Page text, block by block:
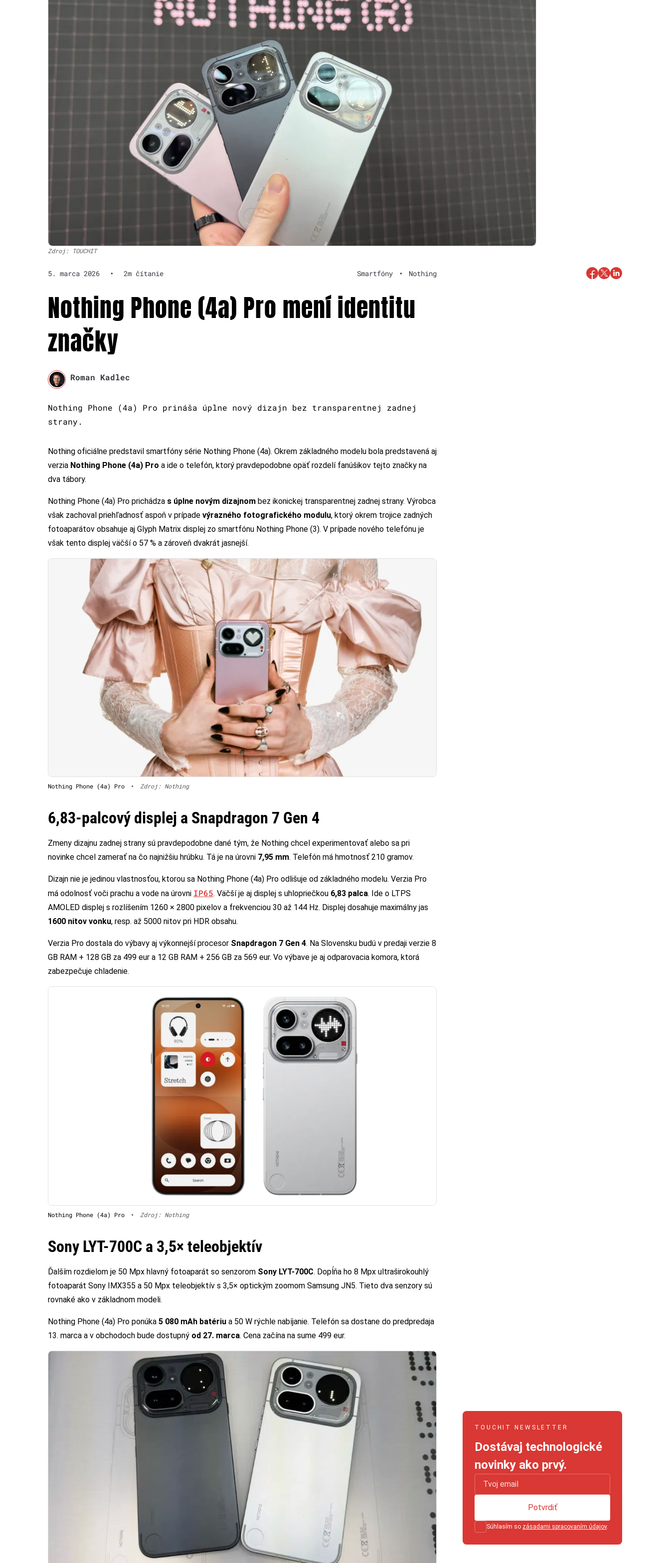
Zdroj: TOUCHIT
5. marca 2026 • 2m čítanie Smartfóny • Nothing
Nothing Phone (4a) Pro mení identitu
značky
Roman Kadlec
Nothing Phone (4a) Pro prináša úplne nový dizajn bez transparentnej zadnej
strany.
Nothing oficiálne predstavil smartfóny série Nothing Phone (4a). Okrem základného modelu bola predstavená aj
verzia Nothing Phone (4a) Pro a ide o telefón, ktorý pravdepodobne opäť rozdelí fanúšikov tejto značky na
dva tábory.
Nothing Phone (4a) Pro prichádza s úplne novým dizajnom bez ikonickej transparentnej zadnej strany. Výrobca
však zachoval priehľadnosť aspoň v prípade výrazného fotografického modulu, ktorý okrem trojice zadných
fotoaparátov obsahuje aj Glyph Matrix displej zo smartfónu Nothing Phone (3). V prípade nového telefónu je
však tento displej väčší o 57 % a zároveň dvakrát jasnejší.
Nothing Phone (4a) Pro • Zdroj: Nothing
6,83-palcový displej a Snapdragon 7 Gen 4
Zmeny dizajnu zadnej strany sú pravdepodobne dané tým, že Nothing chcel experimentovať alebo sa pri
novinke chcel zamerať na čo najnižšiu hrúbku. Tá je na úrovni 7,95 mm. Telefón má hmotnosť 210 gramov.
Dizajn nie je jedinou vlastnosťou, ktorou sa Nothing Phone (4a) Pro odlišuje od základného modelu. Verzia Pro
má odolnosť voči prachu a vode na úrovni IP65. Väčší je aj displej s uhlopriečkou 6,83 palca. Ide o LTPS
AMOLED displej s rozlíšením 1260 × 2800 pixelov a frekvenciou 30 až 144 Hz. Displej dosahuje maximálny jas
1600 nitov vonku, resp. až 5000 nitov pri HDR obsahu.
Verzia Pro dostala do výbavy aj výkonnejší procesor Snapdragon 7 Gen 4. Na Slovensku budú v predaji verzie 8
GB RAM + 128 GB za 499 eur a 12 GB RAM + 256 GB za 569 eur. Vo výbave je aj odparovacia komora, ktorá
zabezpečuje chladenie.
Nothing Phone (4a) Pro • Zdroj: Nothing
Sony LYT-700C a 3,5× teleobjektív
Ďalším rozdielom je 50 Mpx hlavný fotoaparát so senzorom Sony LYT-700C. Dopĺňa ho 8 Mpx ultraširokouhlý
fotoaparát Sony IMX355 a 50 Mpx teleobjektív s 3,5× optickým zoomom Samsung JN5. Tieto dva senzory sú
rovnaké ako v základnom modeli.
Nothing Phone (4a) Pro ponúka 5 080 mAh batériu a 50 W rýchle nabíjanie. Telefón sa dostane do predpredaja
13. marca a v obchodoch bude dostupný od 27. marca. Cena začína na sume 499 eur.
TOUCHIT NEWSLETTER
Dostávaj technologické
novinky ako prvý.
Súhlasím so zásadami spracovaním údajov.
Potvrdiť